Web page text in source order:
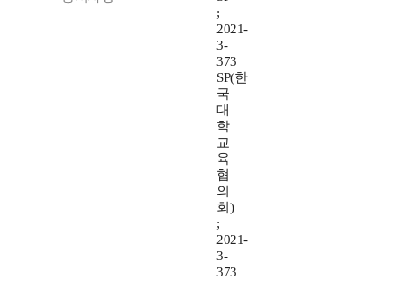
;
2021-
3-
373
SP(한
국
대
학
교
육
협
의
회)
;
2021-
3-
373